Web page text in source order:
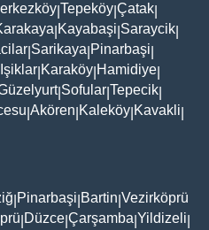
Tepeköy Çatak
Kayabaşi Saraycik
Sarikaya Pinarbaşi
Işiklar Karaköy Hamidiye
| Sofular Tepecik
Akören Kaleköy Kavakli
Pinarbaşi Bartin Vezirköprü
Düzce Çarşamba Yildizeli